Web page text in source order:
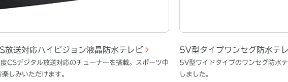
送対応ハイビジョン液晶防水テレビ
CSデジタル放送対応のチューナーを搭載。スポーツ中
しみいただけます。
5V型タイプワンセグ防水テ
5V型ワイドタイプのワンセグ防水
しました。